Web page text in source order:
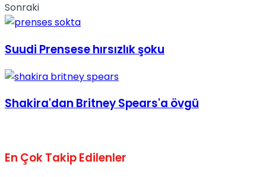
No Result
View All Result
Sonraki
Suudi Prensese hırsızlık şoku
Shakira'dan Britney Spears'a övgü
En Çok Takip Edilenler